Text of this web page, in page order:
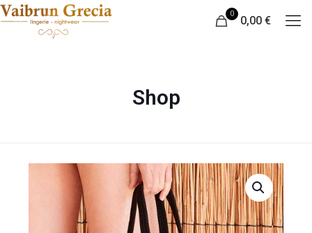
0
0,00 €
Shop